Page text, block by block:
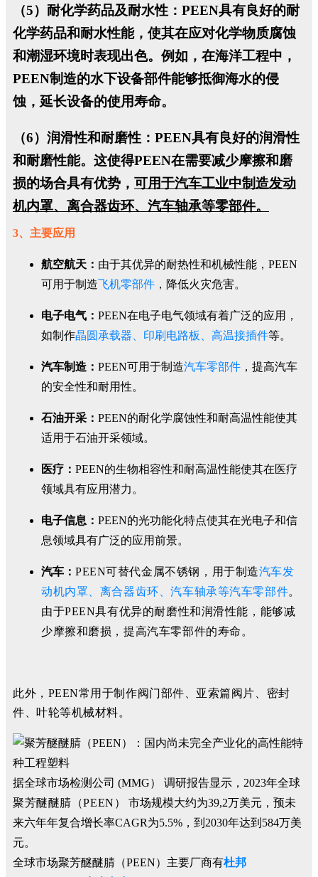
（5）耐化学药品及耐水性： PEEN具有良好的耐
化学药品和耐水性能，使其在应对化学物质腐蚀
和潮湿环境时表现出色。例如，在海洋工程中，
PEEN制造的水下设备部件能够抵御海水的侵
蚀，延长设备的使用寿命。
（6）润滑性和耐磨性： PEEN具有良好的润滑性
和耐磨性能。这使得PEEN在需要减少摩擦和磨
损的场合具有优势， 可用于汽车工业中制造发动
机内罩、离合器齿环、汽车轴承等零部件。
3、主要应用
航空航天： 由于其优异的耐热性和机械性能，PEEN
可用于制造飞机零部件 ，降低火灾危害。
电子电气： PEEN在电子电气领域有着广泛的应用，
如制作晶圆承载器、印刷电路板、高温接插件等。
汽车制造： PEEN可用于制造汽车零部件 ，提高汽车
的安全性和耐用性。
石油开采： PEEN的耐化学腐蚀性和耐高温性能使其
适用于石油开采领域。
医疗： PEEN的生物相容性和耐高温性能使其在医疗
领域具有应用潜力。
电子信息： PEEN的光功能化特点使其在光电子和信
息领域具有广泛的应用前景。
汽车： PEEN可替代金属不锈钢，用于制造汽车发
动机内罩、离合器齿环、汽车轴承等汽车零部件。
由于PEEN具有优异的耐磨性和润滑性能，能够减
少摩擦和磨损，提高汽车零部件的寿命。
此外，PEEN常用于制作阀门部件、亚索篇阀片、密封
件、叶轮等机械材料。
据全球市场检测公司 (MMG） 调研报告显示，2023年全球
聚芳醚醚腈（PEEN）
市场规模大约为39,2万美元，预未
来六年年复合增长率CAGR为5.5%，到2030年达到584万美
元。
全球市场聚芳醚醚腈（PEEN）主要厂商有杜邦